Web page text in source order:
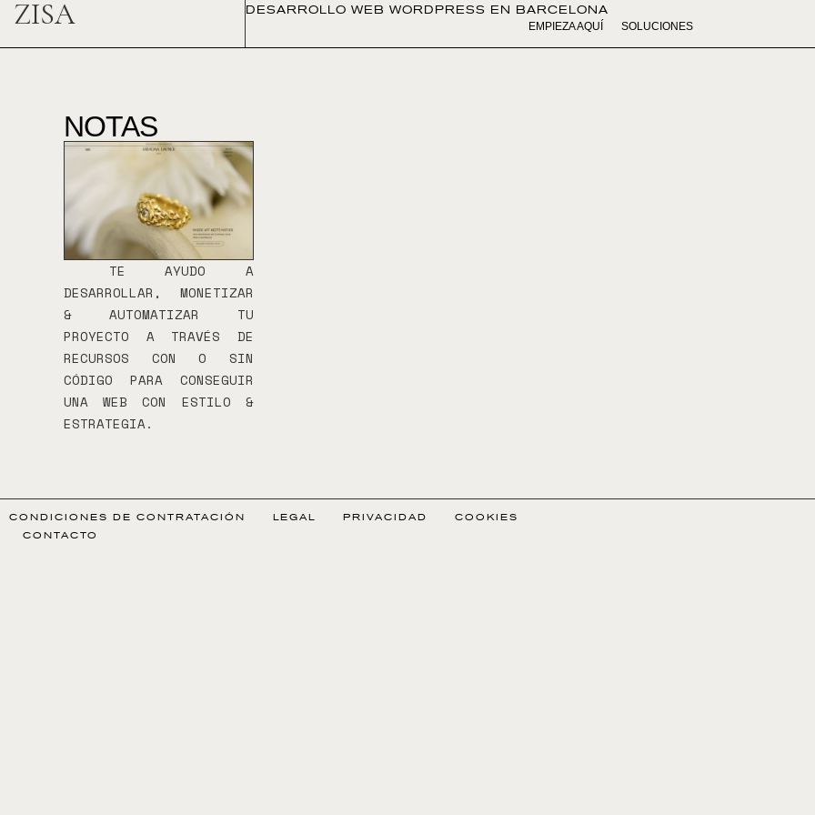
ZISA
DESARROLLO WEB WORDPRESS EN BARCELONA
EMPIEZA AQUÍ
SOLUCIONES
NOTAS
TE AYUDO A
DESARROLLAR, MONETIZAR
& AUTOMATIZAR TU
PROYECTO A TRAVÉS DE
RECURSOS CON O SIN
CÓDIGO PARA CONSEGUIR
UNA WEB CON ESTILO &
ESTRATEGIA.
CONDICIONES DE CONTRATACIÓN LEGAL PRIVACIDAD
COOKIES
CONTACTO